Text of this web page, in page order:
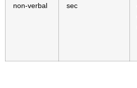
non-verbal
sec